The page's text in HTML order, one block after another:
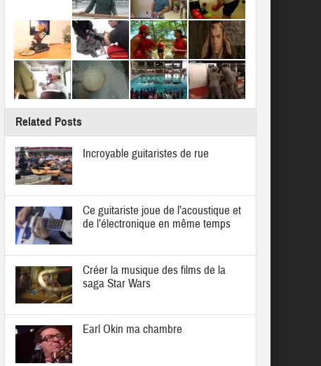
Related Posts
Incroyable guitaristes de rue
Ce guitariste joue de l’acoustique et
de l’électronique en même temps
Créer la musique des films de la
saga Star Wars
Earl Okin ma chambre